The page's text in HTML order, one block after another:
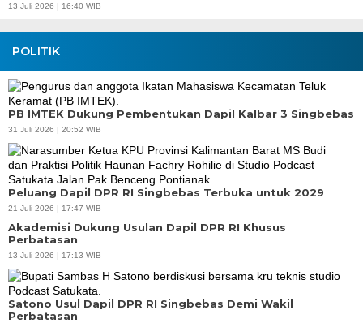
13 Juli 2026 | 16:40 WIB
POLITIK
PB IMTEK Dukung Pembentukan Dapil Kalbar 3 Singbebas
31 Juli 2026 | 20:52 WIB
Peluang Dapil DPR RI Singbebas Terbuka untuk 2029
21 Juli 2026 | 17:47 WIB
Akademisi Dukung Usulan Dapil DPR RI Khusus
Perbatasan
13 Juli 2026 | 17:13 WIB
Satono Usul Dapil DPR RI Singbebas Demi Wakil
Perbatasan